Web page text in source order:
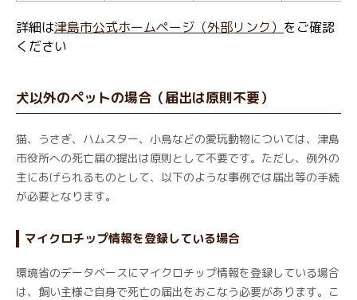
詳細は津島市公式ホームページ（外部リンク） をご確認
ください
犬以外のペットの場合（届出は原則不要）
猫、うさぎ、ハムスター、小鳥などの愛玩動物については、津島
市役所への死亡届の提出は原則として不要です。ただし、例外の
主にあげられるものとして、以下のような事例では届出等の手続
が必要となります。
マイクロチップ情報を登録している場合
環境省のデータベースにマイクロチップ情報を登録している場合
は、飼い主様ご自身で死亡の届出をおこなう必要があります。こ